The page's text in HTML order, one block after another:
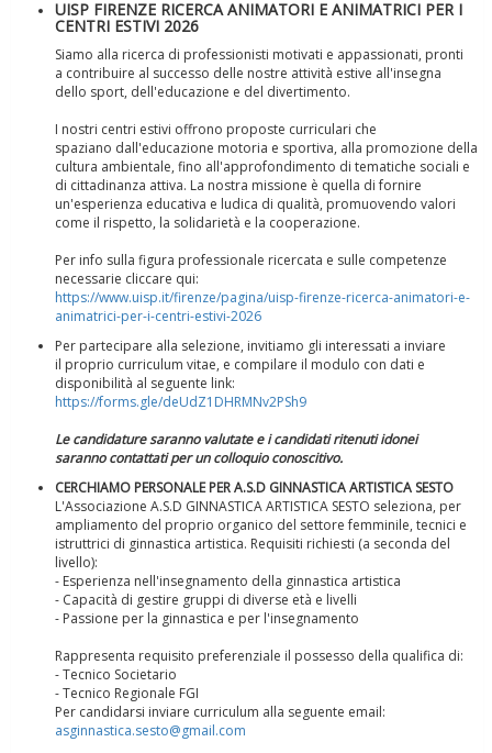
Tiziano Pesce a Radio InBlu2000 traccia il bilancio della stagione
Ddl Lobby, Uisp: “Il Parlamento valorizzi le nostre specificità"
UISP FIRENZE RICERCA ANIMATORI E ANIMATRICI PER I
CENTRI ESTIVI 2026
Siamo alla ricerca di professionisti motivati e appassionati, pronti
a contribuire al successo delle nostre attività estive all'insegna
dello sport, dell'educazione e del divertimento.
I nostri centri estivi offrono proposte curriculari che
spaziano dall'educazione motoria e sportiva, alla promozione della
cultura ambientale, fino all'approfondimento di tematiche sociali e
di cittadinanza attiva. La nostra missione è quella di fornire
un'esperienza educativa e ludica di qualità, promuovendo valori
come il rispetto, la solidarietà e la cooperazione.
Per info sulla figura professionale ricercata e sulle competenze
necessarie cliccare qui:
https://www.uisp.it/firenze/pagina/uisp-firenze-ricerca-animatori-e-
animatrici-per-i-centri-estivi-2026
Per partecipare alla selezione, invitiamo gli interessati a inviare
il proprio curriculum vitae, e compilare il modulo con dati e
disponibilità al seguente link:
https://forms.gle/deUdZ1DHRMNv2PSh9
Le candidature saranno valutate e i candidati ritenuti idonei
saranno contattati per un colloquio conoscitivo.
CERCHIAMO PERSONALE PER A.S.D GINNASTICA ARTISTICA SESTO
L'Associazione A.S.D GINNASTICA ARTISTICA SESTO seleziona, per
ampliamento del proprio organico del settore femminile, tecnici e
istruttrici di ginnastica artistica. Requisiti richiesti (a seconda del
livello):
- Esperienza nell'insegnamento della ginnastica artistica
- Capacità di gestire gruppi di diverse età e livelli
- Passione per la ginnastica e per l'insegnamento
Rappresenta requisito preferenziale il possesso della qualifica di:
- Tecnico Societario
- Tecnico Regionale FGI
Per candidarsi inviare curriculum alla seguente email:
asginnastica.sesto@gmail.com